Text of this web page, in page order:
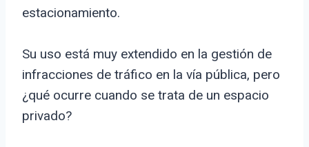
estacionamiento.
Su uso está muy extendido en la gestión de
infracciones de tráfico en la vía pública, pero
¿qué ocurre cuando se trata de un espacio
privado?